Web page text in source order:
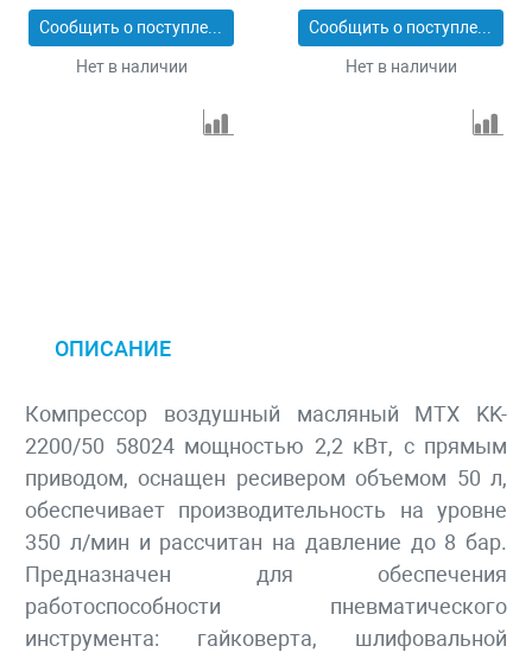
Сибртех 58008
Сообщить о поступлении
Нет в наличии
58168
Сообщить о поступлении
Нет в наличии
ОПИСАНИЕ
Компрессор воздушный масляный MTX KK-
2200/50 58024 мощностью 2,2 кВт, с прямым
приводом, оснащен ресивером объемом 50 л,
обеспечивает производительность на уровне
350 л/мин и рассчитан на давление до 8 бар.
Предназначен для обеспечения
работоспособности пневматического
инструмента: гайковерта, шлифовальной